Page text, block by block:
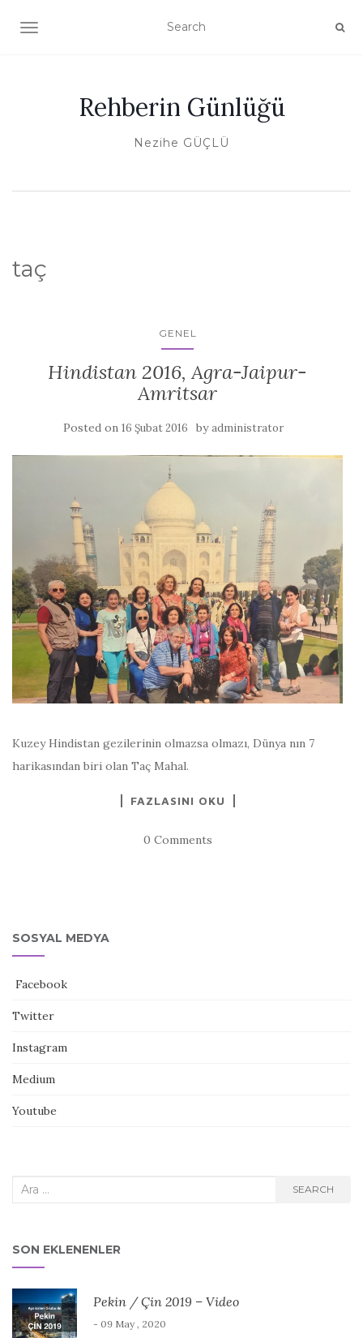
TOGGLE NAVIGATION
Rehberin Günlüğü
Nezihe GÜÇLÜ
taç
GENEL
Hindistan 2016, Agra-Jaipur-
Amritsar
Posted on 16 Şubat 2016 byadministrator
Kuzey Hindistan gezilerinin olmazsa olmazı, Dünya nın 7
harikasından biri olan Taç Mahal.
FAZLASINI OKU
0 Comments
SOSYAL MEDYA
Facebook
Twitter
Instagram
Medium
Youtube
Search
SEARCH
SON EKLENENLER
Pekin / Çin 2019 – Video
- 09 May , 2020